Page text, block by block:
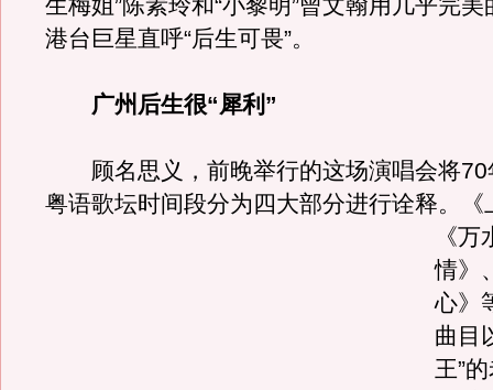
生梅姐”陈素玲和“小黎明”曾文翰用几乎完
港台巨星直呼“后生可畏”。
广州后生很“犀利”
顾名思义，前晚举行的这场演唱会将70
粤语歌坛时间段分为四大部分进行诠释。
《
情》
心》
曲目
王”